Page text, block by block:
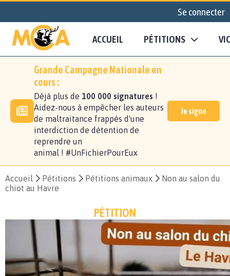
Se connecter
ACCUEIL PÉTITIONS
Grande Campagne Nationale en
cours :
Déjà plus de 100 000 signatures !
Aidez-nous à empêcher les auteurs
de maltraitance frappés d'une
interdiction de détention de
reprendre un
animal ! #UnFichierPourEux
Je signe
Accueil Pétitions Pétitions animaux
Non au salon du
chiot au Havre
PÉTITION